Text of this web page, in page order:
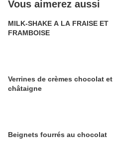
Vous aimerez aussi
MILK-SHAKE A LA FRAISE ET
FRAMBOISE
Verrines de crèmes chocolat et
châtaigne
Beignets fourrés au chocolat